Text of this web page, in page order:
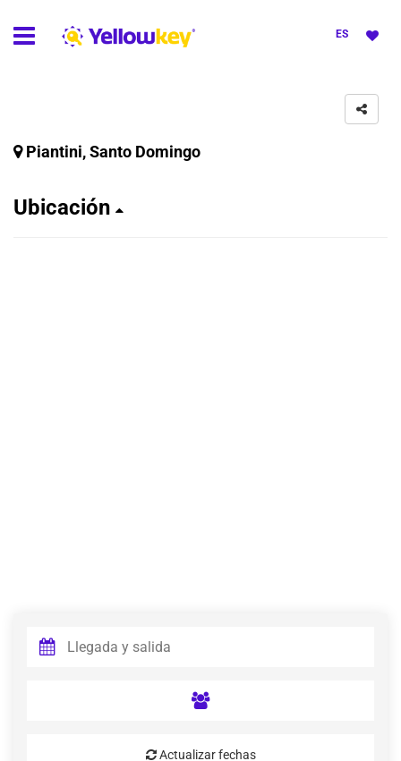
ES
Piantini, Santo Domingo
Ubicación
Actualizar fechas